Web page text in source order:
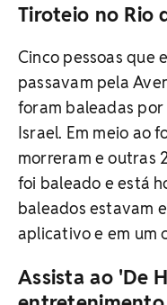
Tiroteio no Rio
Cinco pessoas que
passavam pela
foram baleadas
Israel. Em meio ao
morreram e outras
foi baleado e está
baleados estavam
aplicativo e em um
Assista ao 'De